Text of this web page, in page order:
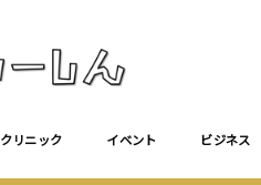
クリニック イベント ビジネス